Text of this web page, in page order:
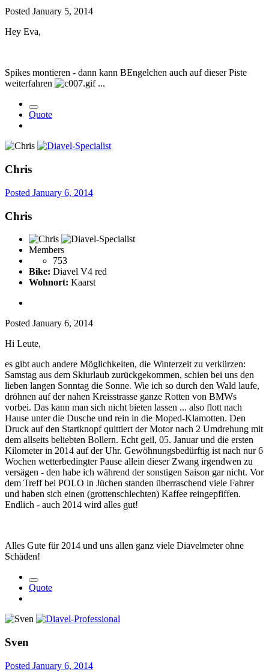
Posted January 5, 2014
Hey Eva,
Spikes montieren - dann kann BEngelchen auch auf dieser Piste
weiterfahren
...
Quote
Chris
Posted January 6, 2014
Chris
Members
753
Bike: Diavel V4 red
Wohnort: Kaarst
Posted January 6, 2014
Hi Leute,
es gibt auch andere Möglichkeiten, die Winterzeit zu verkürzen:
Samstag aus dem Skiurlaub zurückgekommen, schien bei uns den
lieben langen Sonntag die Sonne. Wie ich so durch den Wald laufe,
dröhnen auf der nahen Kreisstrasse ganze Rotten von BMWs
vorbei. Das kann man sich nicht bieten lassen ... also flott nach
Hause unter die Dusche und rein in die Moped-Klamotten. Den
Druck auf den Startknopf quittiert der Motor nach 2 Umdrehung mit
dem allseits beliebten Bollern. Echt geil, 05. Januar und die ersten
Kilometer in 2014 auf der Uhr. Gewöhnungsbedürftig ist nach nur 6
Wochen wetterbedingter Pause allein dieser Zwang irgendwen zu
versägen - den habe ich während der sonstigen Saison gar nicht. Vor
dem Treff bei POLO in Jüchen standen überraschend viele Fahrer
und haben sich einen (grottenschlechten) Kaffee reingepfiffen.
Endlich - auch 2014 wird alles gut!
Alles Gute für 2014 und uns allen ganz viele Diavelmeter ohne
Schäden!
Quote
Sven
Posted January 6, 2014